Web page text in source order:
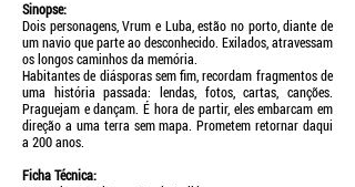
Sinopse:
Dois personagens, Vrum e Luba, estão no porto, diante de
um navio que parte ao desconhecido. Exilados, atravessam
os longos caminhos da memória.
Habitantes de diásporas sem fim, recordam fragmentos de
uma história passada: lendas, fotos, cartas, canções.
Praguejam e dançam. É hora de partir, eles embarcam em
direção a uma terra sem mapa. Prometem retornar daqui
a 200 anos.
Ficha Técnica: